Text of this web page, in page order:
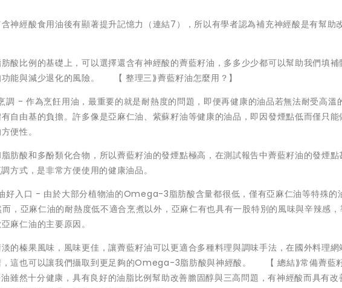
神經酸食用油後有顯著提升記憶力（連結7），所以有學者認為補充神經酸是有幫助
酸比例的基礎上，可以選擇還含有神經酸的薺藍籽油，多多少少都可以幫助我們填補
能與減少退化的風險。 【 整理三⟫薺藍籽油怎麼用？】
- 作為烹飪用油，最重要的就是耐熱度的問題，即便再健康的油品若無法耐受高溫
自由基的負擔。許多像是亞麻仁油、紫蘇籽油等健康的油品，即因發煙點低而僅只能
便性。
肪酸和多酚類化合物，所以薺藍籽油的發煙點極高，在測試報告中薺藍籽油的發煙點
方式，是非常方便使用的健康油品。
好入口 - 由於大部分植物油的Omega-3脂肪酸含量都很低，僅有亞麻仁油等特殊的
，亞麻仁油的耐熱度低不適合烹煮以外，亞麻仁有也具有一股特別的風味與辛辣感，
麻仁油的主要原因。
的榛果風味，風味更佳，讓薺藍籽油可以更適合多種料理與調味手法，在國外料理網
，這也可以讓我們攝取到更足夠的Omega-3脂肪酸與神經酸。 【 總結⟫常備薺藍
然十分健康，具有良好的油脂比例幫助改善膽固醇與三高問題，有神經酸而具有改